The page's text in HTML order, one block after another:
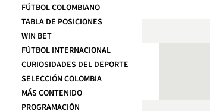
FÚTBOL COLOMBIANO
TABLA DE POSICIONES
WIN BET
FÚTBOL INTERNACIONAL
CURIOSIDADES DEL DEPORTE
SELECCIÓN COLOMBIA
MÁS CONTENIDO
PROGRAMACIÓN